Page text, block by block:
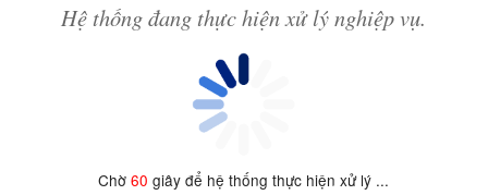
Hệ thống đang thực hiện xử lý nghiệp vụ.
Chờ60 giây để hệ thống thực hiện xử lý ...